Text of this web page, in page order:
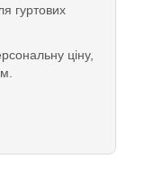
гуртових
ціну,